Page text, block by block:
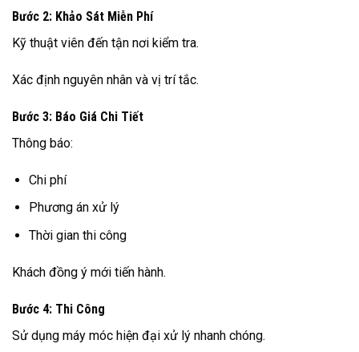
Bước 2: Khảo Sát Miễn Phí
Kỹ thuật viên đến tận nơi kiểm tra.
Xác định nguyên nhân và vị trí tắc.
Bước 3: Báo Giá Chi Tiết
Thông báo:
Chi phí
Phương án xử lý
Thời gian thi công
Khách đồng ý mới tiến hành.
Bước 4: Thi Công
Sử dụng máy móc hiện đại xử lý nhanh chóng.